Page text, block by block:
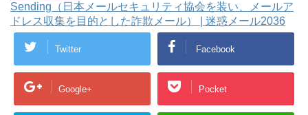
Sending（日本メールセキュリティ協会を装い、メールア
ドレス収集を目的とした詐欺メール） | 迷惑メール2036
Twitter Facebook
Google+ Pocket